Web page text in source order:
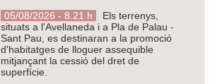
05/08/2026 - 8.21 h
Els terrenys,
situats a l'Avellaneda i a Pla de Palau -
Sant Pau, es destinaran a la promoció
d'habitatges de lloguer assequible
mitjançant la cessió del dret de
superfície.